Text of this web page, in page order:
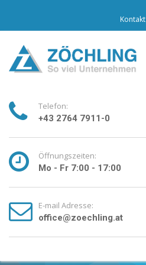
Kontakt
Telefon:
+43 2764 7911-0
Öffnungszeiten:
Mo - Fr 7:00 - 17:00
E-mail Adresse:
office@zoechling.at